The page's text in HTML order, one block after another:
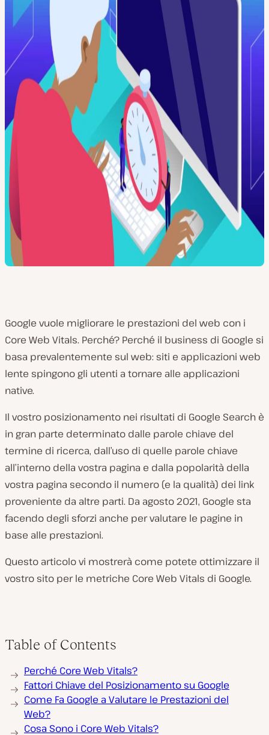
Google vuole migliorare le prestazioni del web con i
Core Web Vitals. Perché? Perché il business di Google si
basa prevalentemente sul web: siti e applicazioni web
lente spingono gli utenti a tornare alle applicazioni
native.
Il vostro posizionamento nei risultati di Google Search è
in gran parte determinato dalle parole chiave del
termine di ricerca, dall’uso di quelle parole chiave
all’interno della vostra pagina e dalla popolarità della
vostra pagina secondo il numero (e la qualità) dei link
proveniente da altre parti. Da agosto 2021, Google sta
facendo degli sforzi anche per valutare le pagine in
base alle prestazioni.
Questo articolo vi mostrerà come potete ottimizzare il
vostro sito per le metriche Core Web Vitals di Google.
Table of Contents
Perché Core Web Vitals?
Fattori Chiave del Posizionamento su Google
Come Fa Google a Valutare le Prestazioni del
Web?
Cosa Sono i Core Web Vitals?